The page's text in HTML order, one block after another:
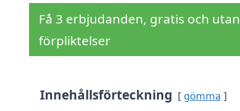
Få 3 erbjudanden, gratis och utan
förpliktelser
Innehållsförteckning gömma